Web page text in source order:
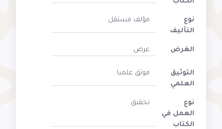
نوع
التأليف
مؤلف مستقل
الغرض عرض
التوثيق
العلمي
موثق علميا
نوع
العمل في
الكتاب
تحقيق